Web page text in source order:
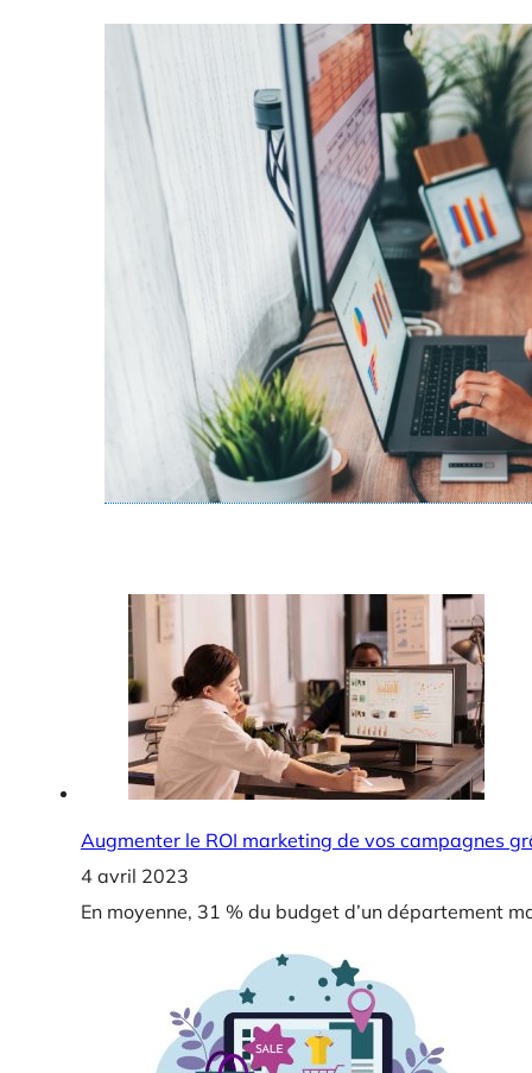
Augmenter le ROI marketing de vos campagnes
4 avril 2023
En moyenne, 31 % du budget d’un département